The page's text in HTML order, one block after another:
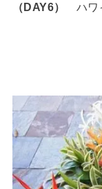
（DAY6） ハワ